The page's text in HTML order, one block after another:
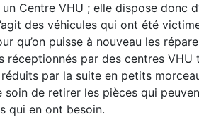
Centre VHU ; elle dispose donc
des véhicules qui ont été
qu’on puisse à nouveau les
par des centres VHU
par la suite en petits
de retirer les pièces qui
qui en ont besoin.